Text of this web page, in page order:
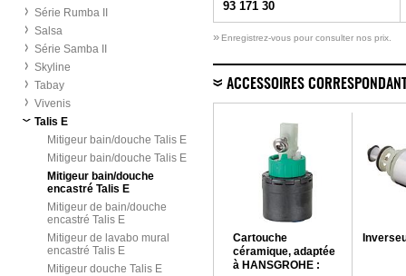
Série Rumba II
Salsa
Série Samba II
Skyline
Tabay
Vivenis
Talis E
Mitigeur bain/douche Talis E
Mitigeur bain/douche Talis E
Mitigeur bain/douche
encastré Talis E
Mitigeur de bain/douche
encastré Talis E
Mitigeur de lavabo mural
encastré Talis E
Mitigeur douche Talis E
93 171 30
» Enregistrez-vous pour consulter nos prix.
ACCESSOIRES
Cartouche
céramique, adaptée
à HANSGROHE :